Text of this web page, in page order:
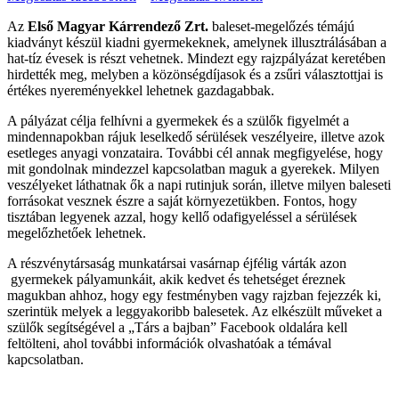
Az Első Magyar Kárrendező Zrt. baleset-megelőzés témájú
kiadványt készül kiadni gyermekeknek, amelynek illusztrálásában a
hat-tíz évesek is részt vehetnek. Mindezt egy rajzpályázat keretében
hirdették meg, melyben a közönségdíjasok és a zsűri választottjai is
értékes nyereményekkel lehetnek gazdagabbak.
A pályázat célja felhívni a gyermekek és a szülők figyelmét a
mindennapokban rájuk leselkedő sérülések veszélyeire, illetve azok
esetleges anyagi vonzataira. További cél annak megfigyelése, hogy
mit gondolnak mindezzel kapcsolatban maguk a gyerekek. Milyen
veszélyeket láthatnak ők a napi rutinjuk során, illetve milyen baleseti
forrásokat vesznek észre a saját környezetükben. Fontos, hogy
tisztában legyenek azzal, hogy kellő odafigyeléssel a sérülések
megelőzhetőek lehetnek.
A részvénytársaság munkatársai vasárnap éjfélig várták azon
gyermekek pályamunkáit, akik kedvet és tehetséget éreznek
magukban ahhoz, hogy egy festményben vagy rajzban fejezzék ki,
szerintük melyek a leggyakoribb balesetek. Az elkészült műveket a
szülők segítségével a „Társ a bajban” Facebook oldalára kell
feltölteni, ahol további információk olvashatóak a témával
kapcsolatban.